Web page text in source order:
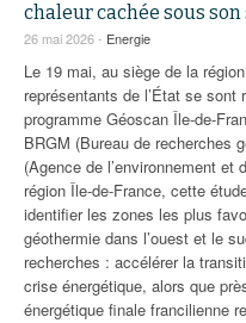
chaleur cachée sous son
26 mai 2026 - Energie
Le 19 mai, au siège de la
représentants de l’État se
programme Géoscan Île-de-
BRGM (Bureau de recherches
(Agence de l’environnement et
région Île-de-France, cette
identifier les zones les plus
géothermie dans l’ouest et le
recherches : accélérer la
crise énergétique, alors que
énergétique finale francilienne